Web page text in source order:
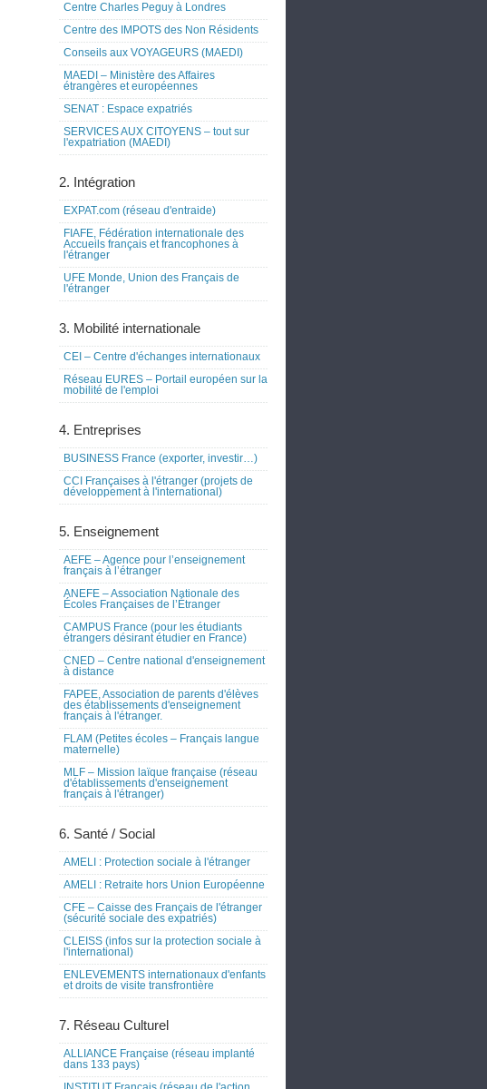
Centre Charles Peguy à Londres
Centre des IMPOTS des Non Résidents
Conseils aux VOYAGEURS (MAEDI)
MAEDI – Ministère des Affaires
étrangères et européennes
SENAT : Espace expatriés
SERVICES AUX CITOYENS – tout sur
l'expatriation (MAEDI)
2. Intégration
EXPAT.com (réseau d'entraide)
FIAFE, Fédération internationale des
Accueils français et francophones à
l'étranger
UFE Monde, Union des Français de
l'étranger
3. Mobilité internationale
CEI – Centre d'échanges internationaux
Réseau EURES – Portail européen sur la
mobilité de l'emploi
4. Entreprises
BUSINESS France (exporter, investir…)
CCI Françaises à l'étranger (projets de
développement à l'international)
5. Enseignement
AEFE – Agence pour l’enseignement
français à l’étranger
ANEFE – Association Nationale des
Écoles Françaises de l’Étranger
CAMPUS France (pour les étudiants
étrangers désirant étudier en France)
CNED – Centre national d'enseignement
à distance
FAPEE, Association de parents d'élèves
des établissements d'enseignement
français à l'étranger.
FLAM (Petites écoles – Français langue
maternelle)
MLF – Mission laïque française (réseau
d'établissements d'enseignement
français à l'étranger)
6. Santé / Social
AMELI : Protection sociale à l'étranger
AMELI : Retraite hors Union Européenne
CFE – Caisse des Français de l'étranger
(sécurité sociale des expatriés)
CLEISS (infos sur la protection sociale à
l'international)
ENLEVEMENTS internationaux d'enfants
et droits de visite transfrontière
7. Réseau Culturel
ALLIANCE Française (réseau implanté
dans 133 pays)